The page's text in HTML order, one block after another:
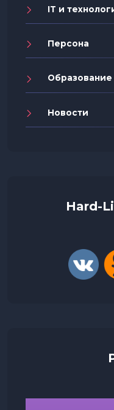
IT и
Персона
Образование
Новости
Hard-